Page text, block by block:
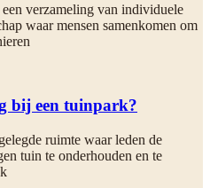
verzameling van individuele
waar mensen samenkomen om
bij een tuinpark?
ruimte waar leden de
tuin te onderhouden en te